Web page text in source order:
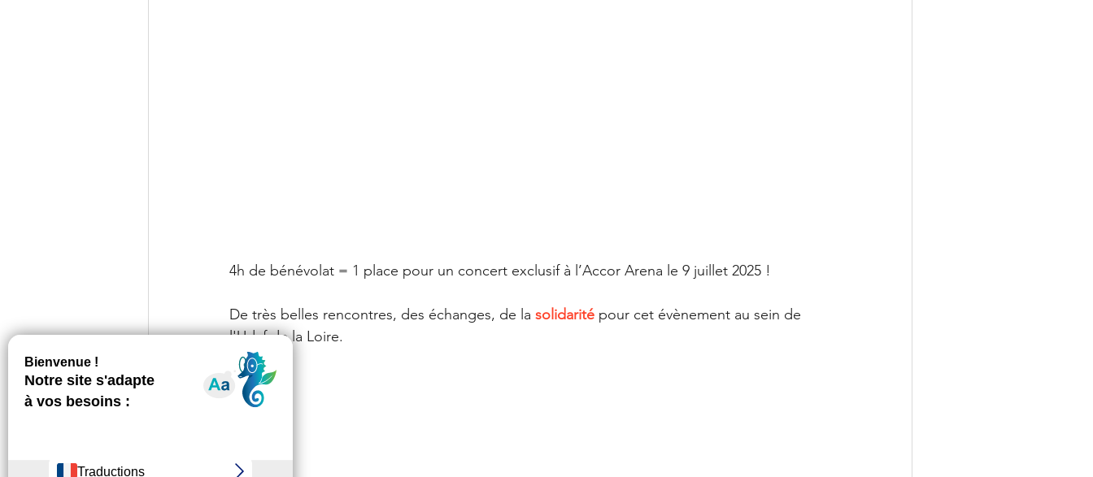
4h de bénévolat = 1 place pour un concert exclusif à l’Accor Arena le 9 juillet 2025 !
De très belles rencontres, des échanges, de la solidarité pour cet évènement au sein de
l'Udaf de la Loire.